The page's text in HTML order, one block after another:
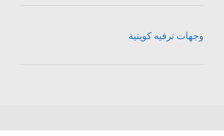
وجهات ترفيه كويتية